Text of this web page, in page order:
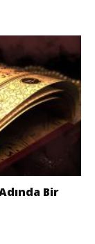
Bir